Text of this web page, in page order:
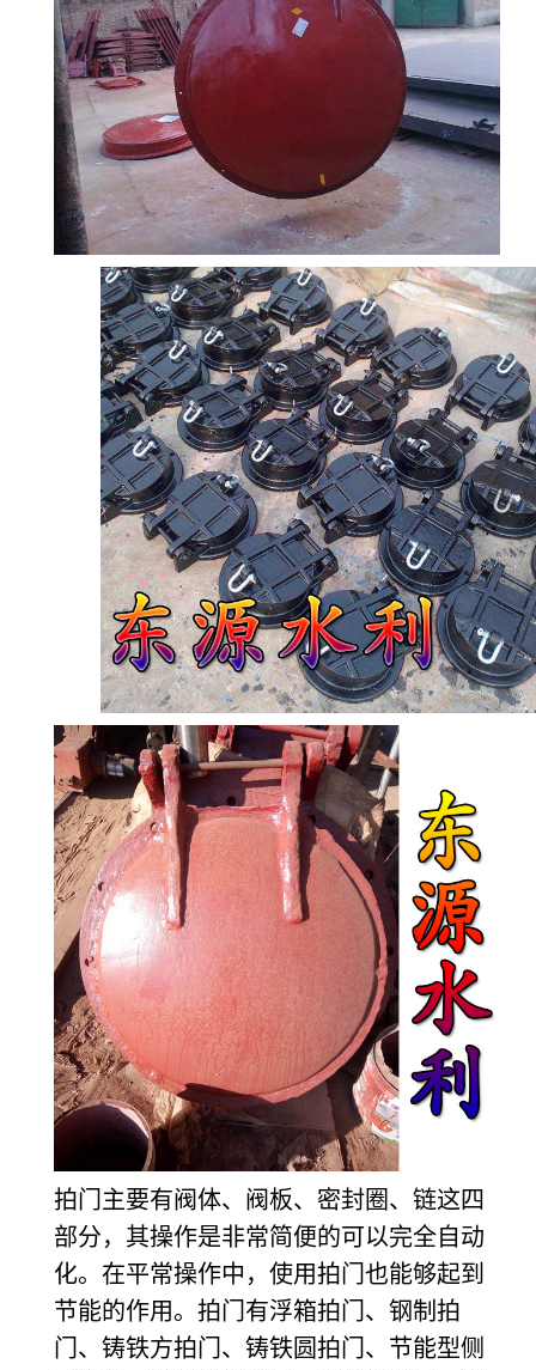
拍门主要有阀体、阀板、密封圈、链这四
部分，其操作是非常简便的可以完全自动
化。在平常操作中，使用拍门也能够起到
节能的作用。拍门有浮箱拍门、钢制拍
门、铸铁方拍门、铸铁圆拍门、节能型侧